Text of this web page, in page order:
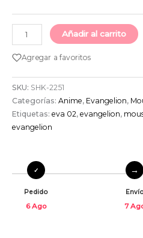
Añadir al carrito
Agregar a favoritos
SKU: SHK-2251
Categorías: Anime, Evangelion,
Etiquetas: eva 02, evangelion,
evangelion
Pedido
6 Ago 7